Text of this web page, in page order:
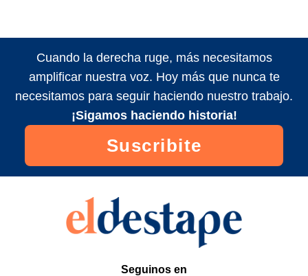
Cuando la derecha ruge, más necesitamos
amplificar nuestra voz. Hoy más que nunca te
necesitamos para seguir haciendo nuestro trabajo.
¡Sigamos haciendo historia!
Suscribite
Seguinos en